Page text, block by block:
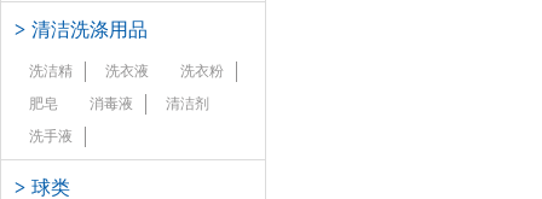
> 清洁洗涤用品
洗洁精 洗衣液
洗衣粉
肥皂
消毒液
清洁剂
洗手液
> 球类